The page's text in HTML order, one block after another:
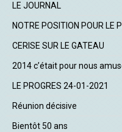
LE JOURNAL
NOTRE POSITION POUR LE
CERISE SUR LE GATEAU
2014 c’était pour nous
LE PROGRES 24-01-2021
Réunion décisive
Bientôt 50 ans